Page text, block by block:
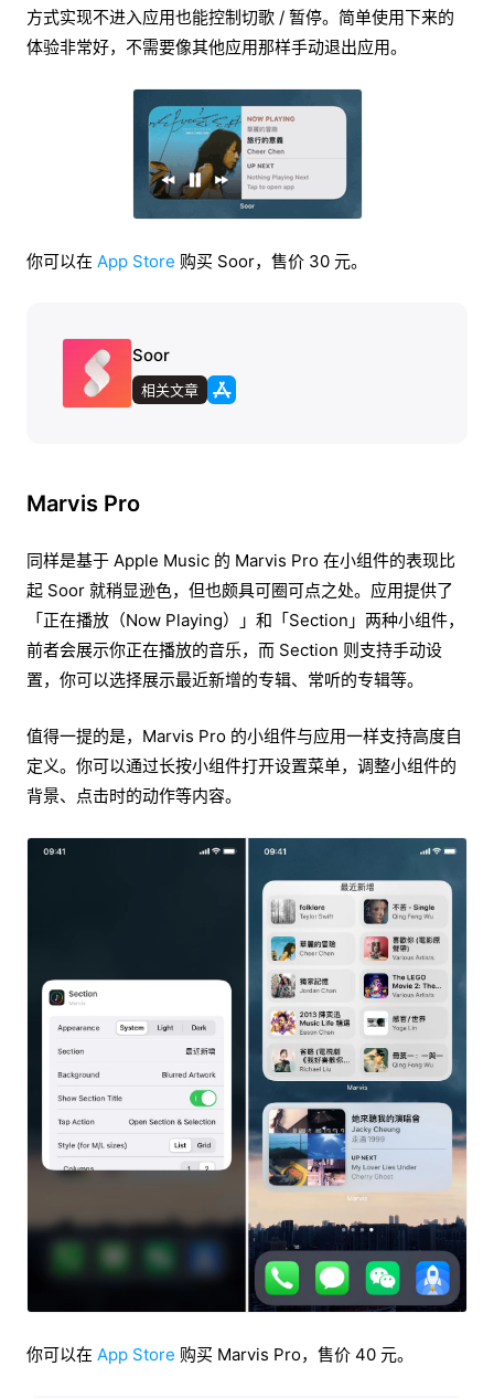
方式实现不进入应用也能控制切歌 / 暂停。简单使用下来的
体验非常好，不需要像其他应用那样手动退出应用。
你可以在 App Store 购买 Soor，售价 30 元。
Soor
相关文章
Marvis Pro
同样是基于 Apple Music 的 Marvis Pro 在小组件的表现比
起 Soor 就稍显逊色，但也颇具可圈可点之处。应用提供了
「正在播放（Now Playing）」和「Section」两种小组件，
前者会展示你正在播放的音乐，而 Section 则支持手动设
置，你可以选择展示最近新增的专辑、常听的专辑等。
值得一提的是，Marvis Pro 的小组件与应用一样支持高度自
定义。你可以通过长按小组件打开设置菜单，调整小组件的
背景、点击时的动作等内容。
你可以在 App Store 购买 Marvis Pro，售价 40 元。